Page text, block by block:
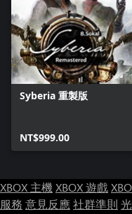
Syberia 重製版
NT$999.00
XBOX 主機XBOX 遊戲
服務 意見反應社群準則